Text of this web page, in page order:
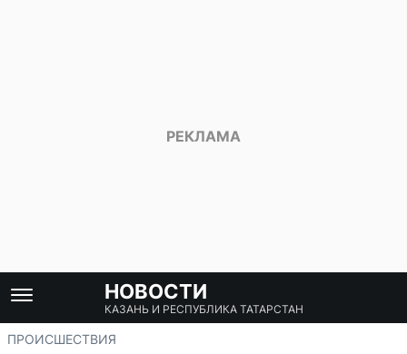
НОВОСТИ
КАЗАНЬ И РЕСПУБЛИКА ТАТАРСТАН
ПРОИСШЕСТВИЯ